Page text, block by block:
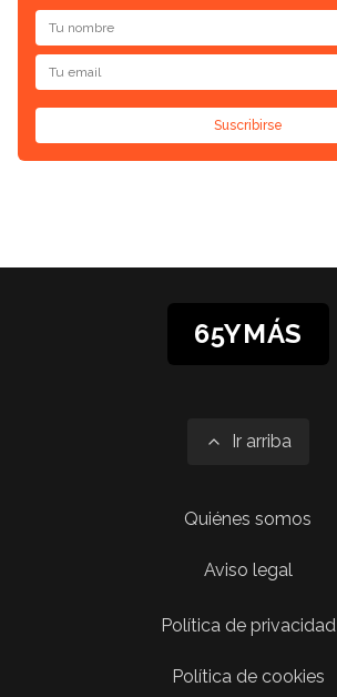
Suscribirse
65YMÁS
Ir arriba
Quiénes somos
Aviso legal
Política de privacidad
Política de cookies